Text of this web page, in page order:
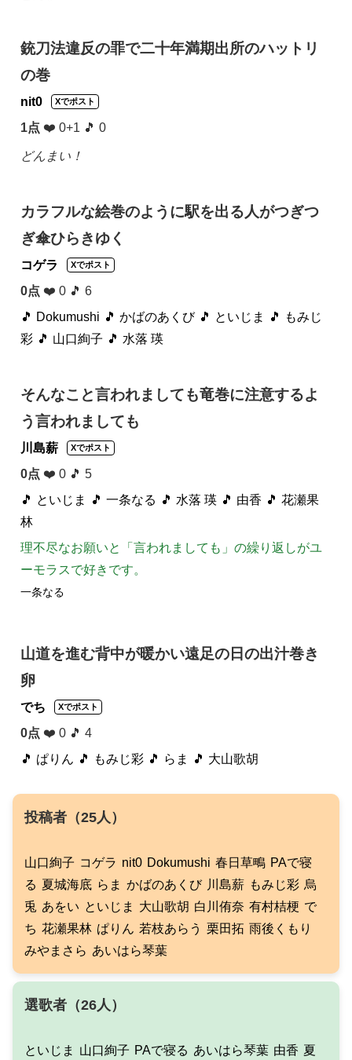
銃刀法違反の罪で二十年満期出所のハットリ
の巻
nit0 Xでポスト
1点 ❤️ 0+1 🎵 0
どんまい！
カラフルな絵巻のように駅を出る人がつぎつ
ぎ傘ひらきゆく
コゲラ Xでポスト
0点 ❤️ 0 🎵 6
🎵 Dokumushi 🎵 かばのあくび 🎵 といじま
🎵 もみじ
彩 🎵 山口絢子 🎵 水落 瑛
そんなこと言われましても竜巻に注意するよ
う言われましても
川島薪 Xでポスト
0点 ❤️ 0 🎵 5
🎵 といじま
🎵 一条なる 🎵 水落 瑛 🎵 由香 🎵 花瀬果
林
理不尽なお願いと「言われましても」の繰り返しがユ
ーモラスで好きです。
一条なる
山道を進む背中が暖かい遠足の日の出汁巻き
卵
でち Xでポスト
0点 ❤️ 0 🎵 4
🎵 ぱりん 🎵 もみじ彩 🎵 らま 🎵 大山歌胡
投稿者（25人）
山口絢子 コゲラ nit0 Dokumushi 春日草鴫 PAで寝
る 夏城海底 らま かばのあくび 川島薪 もみじ彩 烏
兎 あをい といじま 大山歌胡 白川侑奈 有村桔梗 で
ち 花瀬果林 ぱりん 若枝あらう 栗田拓 雨後くもり
みやまさら あいはら琴葉
選歌者（26人）
といじま 山口絢子 PAで寝る あいはら琴葉 由香 夏